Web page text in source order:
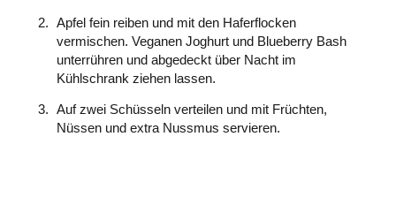
Apfel fein reiben und mit den Haferflocken
vermischen. Veganen Joghurt und Blueberry Bash
unterrühren und abgedeckt über Nacht im
Kühlschrank ziehen lassen.
Auf zwei Schüsseln verteilen und mit Früchten,
Nüssen und extra Nussmus servieren.